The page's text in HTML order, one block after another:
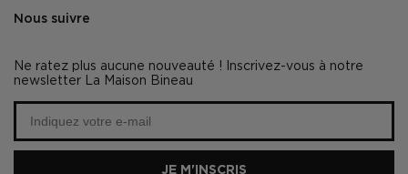
Nous suivre
Ne ratez plus aucune nouveauté ! Inscrivez-vous à notre
newsletter La Maison Bineau
JE M'INSCRIS